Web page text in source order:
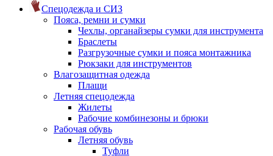
Спецодежда и СИЗ
Пояса, ремни и сумки
Чехлы, органайзеры сумки для инструмента
Браслеты
Разгрузочные сумки и пояса монтажника
Рюкзаки для инструментов
Влагозащитная одежда
Плащи
Летняя спецодежда
Жилеты
Рабочие комбинезоны и брюки
Рабочая обувь
Летняя обувь
Туфли